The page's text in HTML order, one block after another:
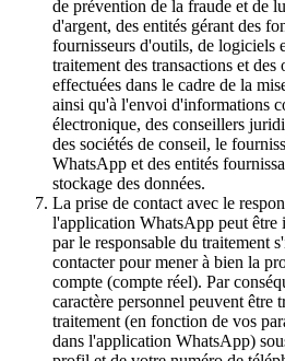
de prévention de la fraude et de
d'argent, des entités gérant des
fournisseurs d'outils, de logiciels
traitement des transactions et
effectuées dans le cadre de la
ainsi qu'à l'envoi d'informations
électronique, des conseillers
des sociétés de conseil, le
WhatsApp et des entités
stockage des données.
La prise de contact avec le
l'application WhatsApp peut être
par le responsable du traitement
contacter pour mener à bien la
compte (compte réel). Par
caractère personnel peuvent être
traitement (en fonction de vos
dans l'application WhatsApp)